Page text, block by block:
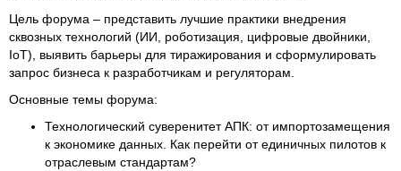
Цель форума – представить лучшие практики внедрения
сквозных технологий (ИИ, роботизация, цифровые двойники,
IoT), выявить барьеры для тиражирования и сформулировать
запрос бизнеса к разработчикам и регуляторам.
Основные темы форума:
Технологический суверенитет АПК: от импортозамещения
к экономике данных. Как перейти от единичных пилотов к
отраслевым стандартам?